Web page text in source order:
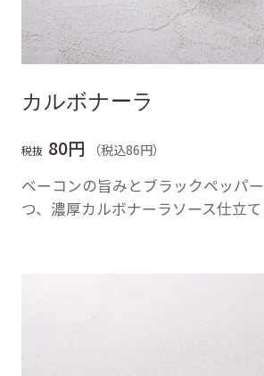
カルボナーラ
税抜 80円 （税込86円）
ベーコンの旨みとブラックペッパ
つ、濃厚カルボナーラソース仕立